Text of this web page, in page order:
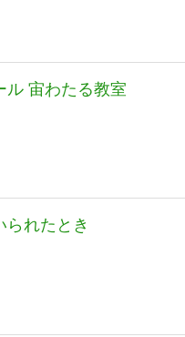
ル 宙わたる教室
られたとき